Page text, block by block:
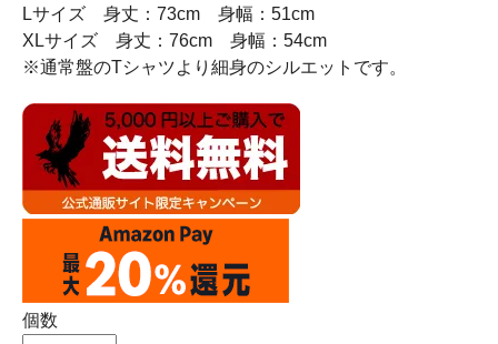
Lサイズ 身丈：73cm 身幅：51cm
XLサイズ 身丈：76cm 身幅：54cm
※通常盤のTシャツより細身のシルエットです。
個数